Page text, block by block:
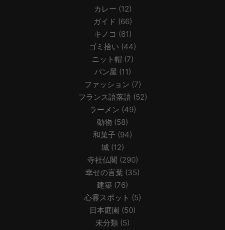
カレー (12)
ガイド (66)
キノコ (61)
ゴミ拾い (44)
ニット帽 (7)
パン屋 (11)
ファッション (7)
フランス語落語 (52)
ラーメン (49)
動物 (58)
和菓子 (94)
城(12)
寺社仏閣 (290)
幸せの言葉 (35)
建築 (76)
心霊スポット (5)
日本庭園 (50)
未分類 (5)